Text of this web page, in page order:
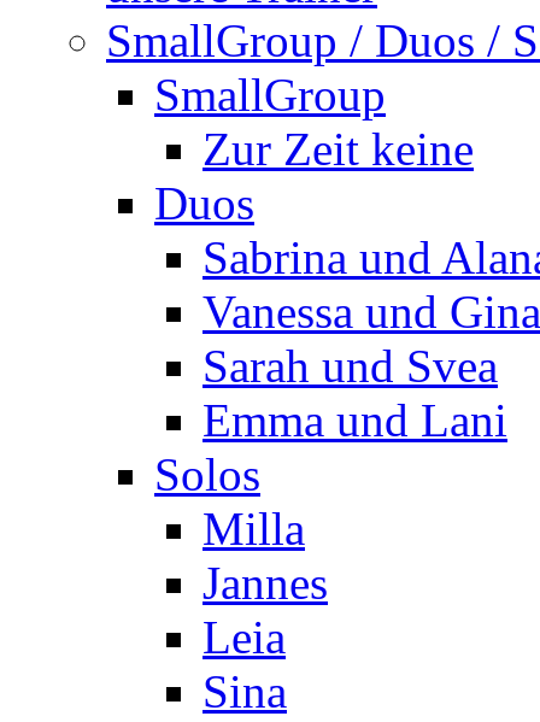
SmallGroup / Duos /
SmallGroup
Zur Zeit keine
Duos
Sabrina und
Vanessa und Gina
Sarah und Svea
Emma und Lani
Solos
Milla
Jannes
Leia
Sina